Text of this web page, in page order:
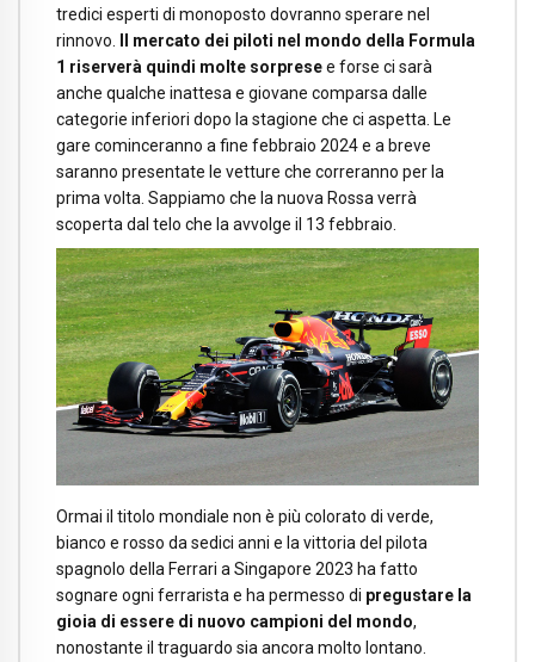
tredici esperti di monoposto dovranno sperare nel
rinnovo.
Il mercato dei piloti nel mondo della Formula
1 riserverà quindi molte sorpresee forse ci sarà
anche qualche inattesa e giovane comparsa dalle
categorie inferiori dopo la stagione che ci aspetta. Le
gare cominceranno a fine febbraio 2024 e a breve
saranno presentate le vetture che correranno per la
prima volta. Sappiamo che la nuova Rossa verrà
scoperta dal telo che la avvolge il 13 febbraio.
Ormai il titolo mondiale non è più colorato di verde,
bianco e rosso da sedici anni e la vittoria del pilota
spagnolo della Ferrari a Singapore 2023 ha fatto
sognare ogni ferrarista e ha permesso di pregustare la
gioia di essere di nuovo campioni del mondo,
nonostante il traguardo sia ancora molto lontano.